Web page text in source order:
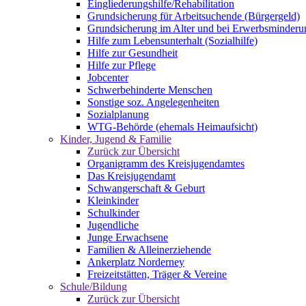
Eingliederungshilfe/Rehabilitation
Grundsicherung für Arbeitsuchende (Bürgergeld)
Grundsicherung im Alter und bei
Hilfe zum Lebensunterhalt (Sozialhilfe)
Hilfe zur Gesundheit
Hilfe zur Pflege
Jobcenter
Schwerbehinderte Menschen
Sonstige soz. Angelegenheiten
Sozialplanung
WTG-Behörde (ehemals Heimaufsicht)
Kinder, Jugend & Familie
Zurück zur Übersicht
Organigramm des Kreisjugendamtes
Das Kreisjugendamt
Schwangerschaft & Geburt
Kleinkinder
Schulkinder
Jugendliche
Junge Erwachsene
Familien & Alleinerziehende
Ankerplatz Norderney
Freizeitstätten, Träger & Vereine
Schule/Bildung
Zurück zur Übersicht